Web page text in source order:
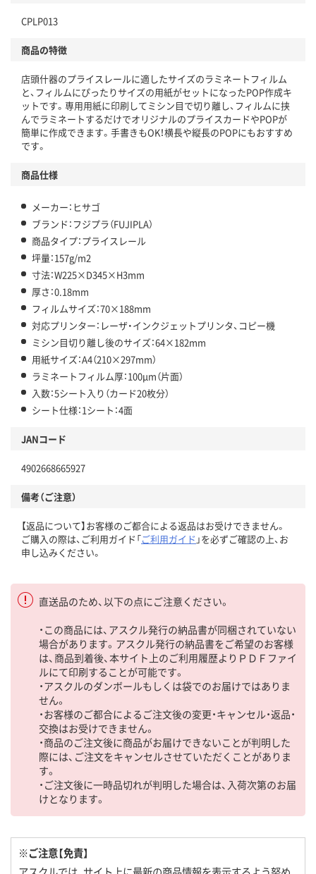
CPLP013
商品の特徴
店頭什器のプライスレールに適したサイズのラミネートフィルム
と、フィルムにぴったりサイズの用紙がセットになったPOP作成キ
ットです。専用用紙に印刷してミシン目で切り離し、フィルムに挟
んでラミネートするだけでオリジナルのプライスカードやPOPが
簡単に作成できます。手書きもOK！横長や縦長のPOPにもおすすめ
です。
商品仕様
メーカー：ヒサゴ
ブランド：フジプラ（FUJIPLA）
商品タイプ：プライスレール
坪量：157g/m2
寸法：W225×D345×H3mm
厚さ：0.18mm
フィルムサイズ：70×188mm
対応プリンター：レーザ・インクジェットプリンタ、コピー機
ミシン目切り離し後のサイズ：64×182mm
用紙サイズ：A4（210×297mm）
ラミネートフィルム厚：100μm（片面）
入数：5シート入り（カード20枚分）
シート仕様：1シート：4面
JANコード
4902668665927
備考（ご注意）
【返品について】お客様のご都合による返品はお受けできません。
ご購入の際は、ご利用ガイド「ご利用ガイド 」を必ずご確認の上、お
申し込みください。
直送品のため、以下の点にご注意ください。
・この商品には、アスクル発行の納品書が同梱されていない
場合があります。アスクル発行の納品書をご希望のお客様
は、商品到着後、本サイト上のご利用履歴よりＰＤＦファイ
ルにて印刷することが可能です。
・アスクルのダンボールもしくは袋でのお届けではありま
せん。
・お客様のご都合によるご注文後の変更・キャンセル・返品・
交換はお受けできません。
・商品のご注文後に商品がお届けできないことが判明した
際には、ご注文をキャンセルさせていただくことがありま
す。
・ご注文後に一時品切れが判明した場合は、入荷次第のお届
けとなります。
※ご注意【免責】